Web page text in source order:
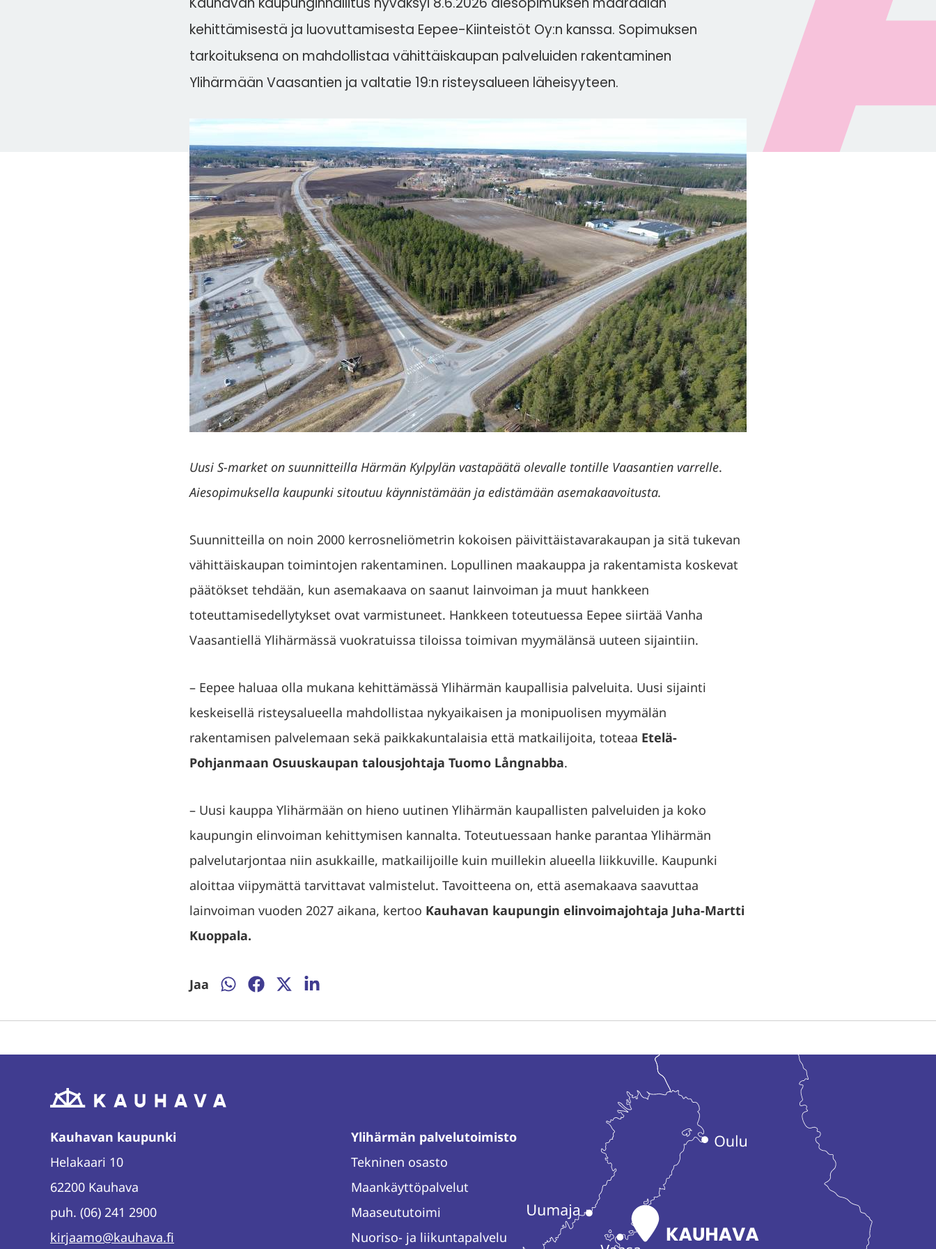
kehittämisestä ja luovuttamisesta Eepee-Kiinteistöt Oy:n kanssa. Sopimuksen
tarkoituksena on mahdollistaa vähittäiskaupan palveluiden rakentaminen
Ylihärmään Vaasantien ja valtatie 19:n risteysalueen läheisyyteen.
Uusi S-market on suunnitteilla Härmän Kylpylän vastapäätä olevalle tontille Vaasantien varrelle.
Aiesopimuksella kaupunki sitoutuu käynnistämään ja edistämään asemakaavoitusta.
Suunnitteilla on noin 2000 kerrosneliömetrin kokoisen päivittäistavarakaupan ja sitä tukevan
vähittäiskaupan toimintojen rakentaminen. Lopullinen maakauppa ja rakentamista koskevat
päätökset tehdään, kun asemakaava on saanut lainvoiman ja muut hankkeen
toteuttamisedellytykset ovat varmistuneet. Hankkeen toteutuessa Eepee siirtää Vanha
Vaasantiellä Ylihärmässä vuokratuissa tiloissa toimivan myymälänsä uuteen sijaintiin.
– Eepee haluaa olla mukana kehittämässä Ylihärmän kaupallisia palveluita. Uusi sijainti
keskeisellä risteysalueella mahdollistaa nykyaikaisen ja monipuolisen myymälän
rakentamisen palvelemaan sekä paikkakuntalaisia että matkailijoita, toteaa Etelä-
Pohjanmaan Osuuskaupan talousjohtaja Tuomo Långnabba.
– Uusi kauppa Ylihärmään on hieno uutinen Ylihärmän kaupallisten palveluiden ja koko
kaupungin elinvoiman kehittymisen kannalta. Toteutuessaan hanke parantaa Ylihärmän
palvelutarjontaa niin asukkaille, matkailijoille kuin muillekin alueella liikkuville. Kaupunki
aloittaa viipymättä tarvittavat valmistelut. Tavoitteena on, että asemakaava saavuttaa
lainvoiman vuoden 2027 aikana, kertoo Kauhavan kaupungin elinvoimajohtaja Juha-Martti
Kuoppala.
Jaa
Jaa
Jaa
Jaa
Jaa
Kauhavan kaupunki
Helakaari 10
62200 Kauhava
puh. (06) 241 2900
kirjaamo@kauhava.fi
Ylihärmän palvelutoimisto
Tekninen osasto
Maankäyttöpalvelut
Maaseututoimi
Nuoriso- ja liikuntapalvelu